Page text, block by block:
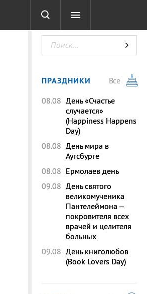
ТЕСТЫ
ПРАЗДНИКИ
Все
08.08 День «Счастье
случается»
(Happiness Happens
Day)
08.08 День мира в
Аугсбурге
08.08 Ермолаев день
09.08 День святого
великомученика
Пантелеймона –
покровителя всех
врачей и целителя
больных
09.08 День книголюбов
(Book Lovers Day)